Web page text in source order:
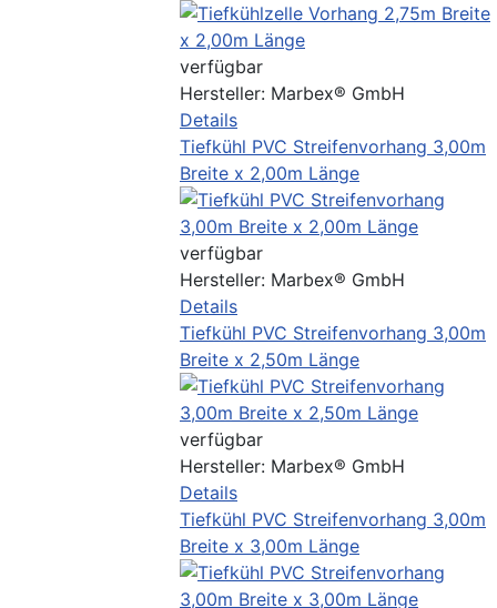
verfügbar
Hersteller: Marbex® GmbH
Details
Tiefkühl PVC Streifenvorhang 3,00m
Breite x 2,00m Länge
verfügbar
Hersteller: Marbex® GmbH
Details
Tiefkühl PVC Streifenvorhang 3,00m
Breite x 2,50m Länge
verfügbar
Hersteller: Marbex® GmbH
Details
Tiefkühl PVC Streifenvorhang 3,00m
Breite x 3,00m Länge